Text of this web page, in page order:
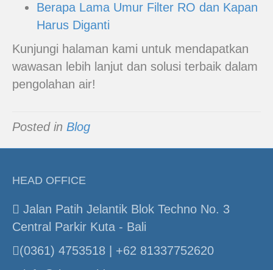
Berapa Lama Umur Filter RO dan Kapan
Harus Diganti
Kunjungi halaman kami untuk mendapatkan
wawasan lebih lanjut dan solusi terbaik dalam
pengolahan air!
Posted in Blog
HEAD OFFICE
Jalan Patih Jelantik Blok Techno No. 3
Central Parkir Kuta - Bali
(0361) 4753518 | +62 81337752620